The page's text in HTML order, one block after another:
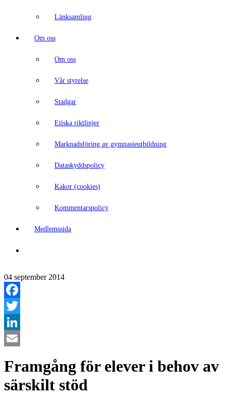
Länksamling
Om oss
Om oss
Vår styrelse
Stadgar
Etiska riktlinjer
Marknadsföring av gymnasieutbildning
Dataskyddspolicy
Kakor (cookies)
Kommentarspolicy
Medlemssida
04 september 2014
Facebook
Twitter
LinkedIn
Framgång för elever i behov av
särskilt stöd